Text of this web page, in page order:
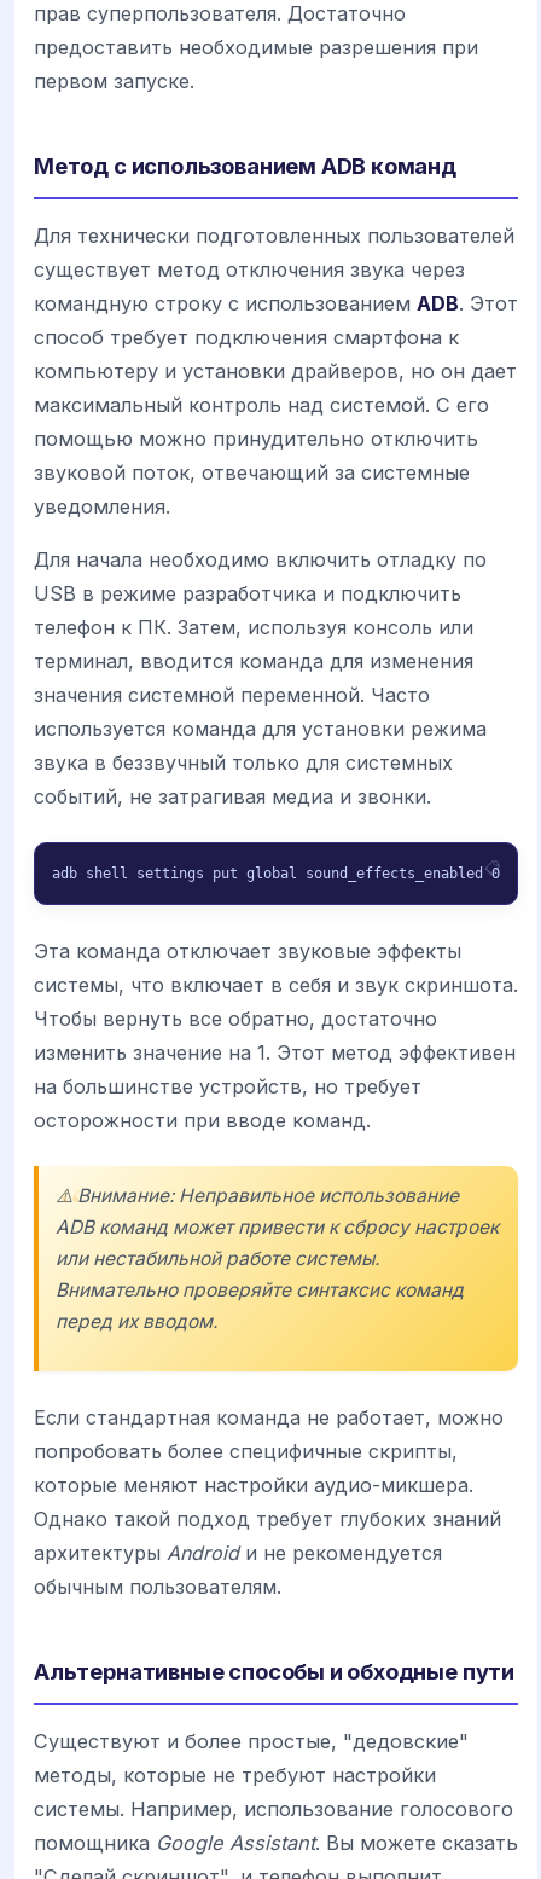
прав суперпользователя. Достаточно
предоставить необходимые разрешения при
первом запуске.
Метод с использованием ADB команд
Для технически подготовленных пользователей
существует метод отключения звука через
командную строку с использованием ADB. Этот
способ требует подключения смартфона к
компьютеру и установки драйверов, но он дает
максимальный контроль над системой. С его
помощью можно принудительно отключить
звуковой поток, отвечающий за системные
уведомления.
Для начала необходимо включить отладку по
USB в режиме разработчика и подключить
телефон к ПК. Затем, используя консоль или
терминал, вводится команда для изменения
значения системной переменной. Часто
используется команда для установки режима
звука в беззвучный только для системных
событий, не затрагивая медиа и звонки.
adb shell settings put global sound_effects_enabled 0
Эта команда отключает звуковые эффекты
системы, что включает в себя и звук скриншота.
Чтобы вернуть все обратно, достаточно
изменить значение на 1. Этот метод эффективен
на большинстве устройств, но требует
осторожности при вводе команд.
⚠️ Внимание: Неправильное использование
ADB команд может привести к сбросу настроек
или нестабильной работе системы.
Внимательно проверяйте синтаксис команд
перед их вводом.
Если стандартная команда не работает, можно
попробовать более специфичные скрипты,
которые меняют настройки аудио-микшера.
Однако такой подход требует глубоких знаний
архитектуры Androidи не рекомендуется
обычным пользователям.
Альтернативные способы и обходные пути
Существуют и более простые, "дедовские"
методы, которые не требуют настройки
системы. Например, использование голосового
помощника Google Assistant. Вы можете сказать